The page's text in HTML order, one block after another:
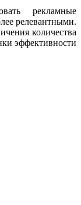
рекламные
релевантными.
количества
эффективности